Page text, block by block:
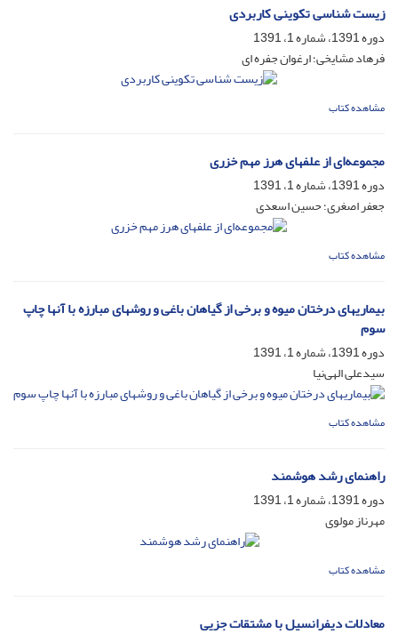
زیست شناسی تکوینی کاربردی
دوره 1391، شماره 1، 1391
فرهاد مشایخی؛ ارغوان جفره ای
مشاهده کتاب
مجموعه‌ای از علفهای هرز مهم خزری
دوره 1391، شماره 1، 1391
جعفر اصغری؛ حسین‌ اسعدی
مشاهده کتاب
بیماریهای درختان میوه و برخی از گیاهان باغی و روشهای مبارزه با آنها چاپ
سوم
دوره 1391، شماره 1، 1391
سیدعلی الهی‌نیا
مشاهده کتاب
راهنمای رشد هوشمند
دوره 1391، شماره 1، 1391
مهرناز مولوی
مشاهده کتاب
معادلات دیفرانسیل با مشتقات جزیی